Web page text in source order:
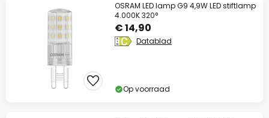
OSRAM LED lamp G9 4,9W LED stiftlamp
4.000K 320°
€ 14,90
Datablad
Op voorraad